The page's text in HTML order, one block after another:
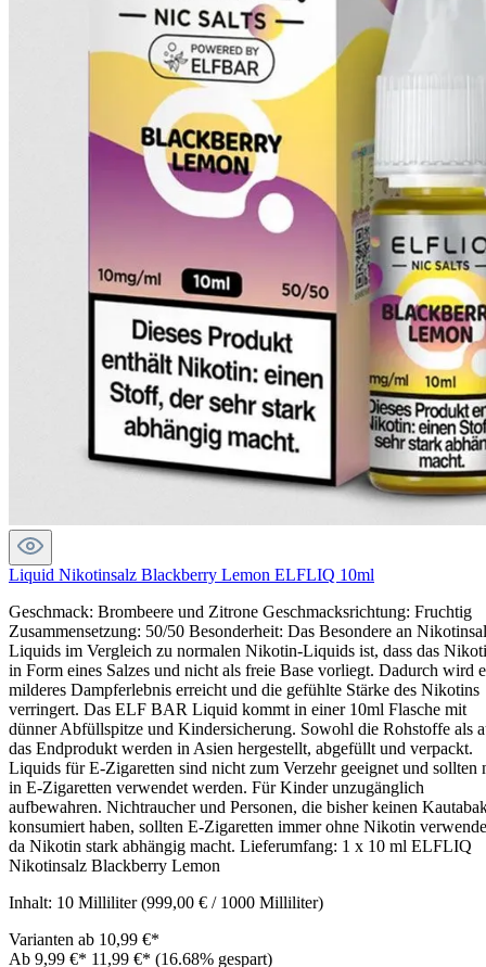
Liquid Nikotinsalz Blackberry Lemon ELFLIQ 10ml
Geschmack: Brombeere und Zitrone Geschmacksrichtung: Fruchtig
Zusammensetzung: 50/50 Besonderheit: Das Besondere an
Liquids im Vergleich zu normalen Nikotin-Liquids ist, dass das
in Form eines Salzes und nicht als freie Base vorliegt. Dadurch wird
milderes Dampferlebnis erreicht und die gefühlte Stärke des Nikotins
verringert. Das ELF BAR Liquid kommt in einer 10ml Flasche mit
dünner Abfüllspitze und Kindersicherung. Sowohl die Rohstoffe als
das Endprodukt werden in Asien hergestellt, abgefüllt und verpackt.
Liquids für E-Zigaretten sind nicht zum Verzehr geeignet und sollten
in E-Zigaretten verwendet werden. Für Kinder unzugänglich
aufbewahren. Nichtraucher und Personen, die bisher keinen
konsumiert haben, sollten E-Zigaretten immer ohne Nikotin
da Nikotin stark abhängig macht. Lieferumfang: 1 x 10 ml ELFLIQ
Nikotinsalz Blackberry Lemon
Inhalt: 10 Milliliter(999,00 € / 1000 Milliliter)
Varianten ab 10,99 €*
Ab 9,99 €* 11,99 €* (16.68% gespart)